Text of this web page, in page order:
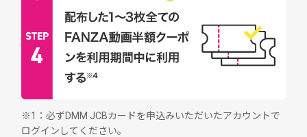
※1：必ずDMM JCBカードを申込みいただいたアカウントで
ログインしてください。